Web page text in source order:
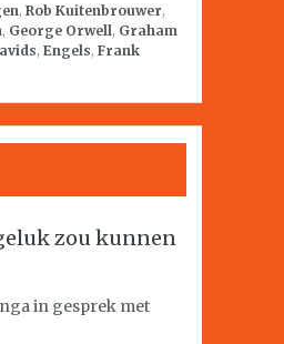
, Rob Kuitenbrouwer,
, George Orwell , Graham
, Engels, Frank
zou kunnen
in gesprek met